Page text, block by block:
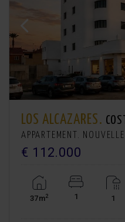
LOS ALCAZARES.
APPARTEMENT.
€ 112.000
37m2 1 1